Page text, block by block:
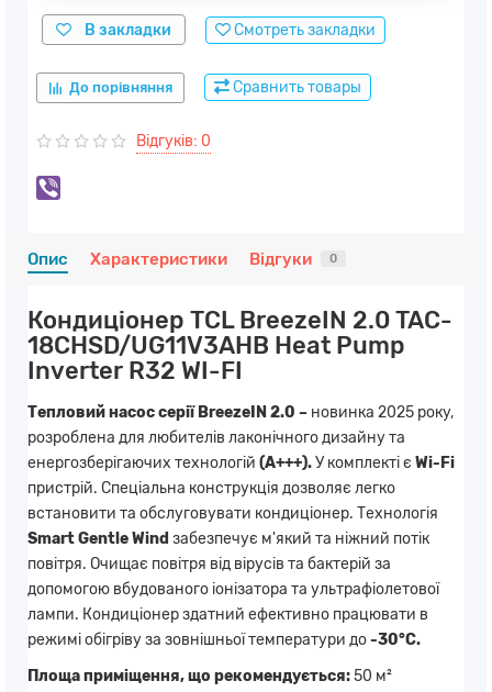
В закладки Смотреть закладки
До порівняння Сравнить товары
Відгуків: 0
Опис Характеристики Відгуки 0
Кондиціонер TCL BreezeIN 2.0 TAC-
18CHSD/UG11V3AHB Heat Pump
Inverter R32 WI-FI
Тепловий насос серії BreezeIN 2.0 – новинка 2025 року,
розроблена для любителів лаконічного дизайну та
енергозберігаючих технологій (А+++).У комплекті є Wi-Fi
пристрій. Спеціальна конструкція дозволяє легко
встановити та обслуговувати кондиціонер. Технологія
Smart Gentle Wind забезпечує м'який та ніжний потік
повітря. Очищає повітря від вірусів та бактерій за
допомогою вбудованого іонізатора та ультрафіолетової
лампи. Кондиціонер здатний ефективно працювати в
режимі обігріву за зовнішньої температури до-30°C.
Площа приміщення, що рекомендується:50 м²